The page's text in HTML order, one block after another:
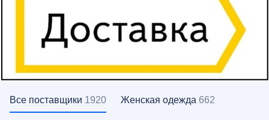
Все поставщики 1920 Женская одежда 662